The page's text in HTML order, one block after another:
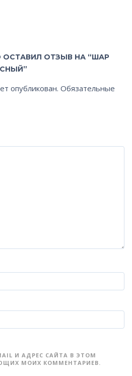
ОСТАВИЛ ОТЗЫВ НА “ШАР
опубликован. Обязательные
И АДРЕС САЙТА В ЭТОМ
МОИХ КОММЕНТАРИЕВ.